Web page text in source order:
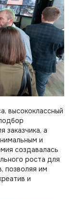
высококлассный
заказчика, а
и
создавалась
роста для
позволяя им
и